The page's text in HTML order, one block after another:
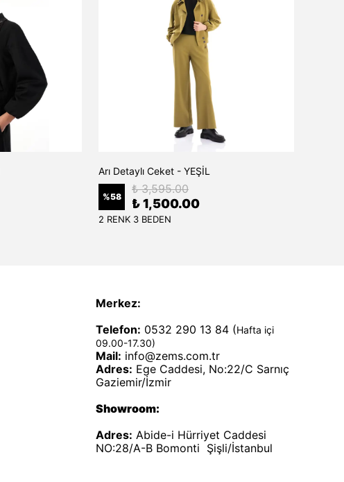
Arı Detaylı Ceket - YEŞİL
%58
₺ 3,595.00
₺ 1,500.00
2 RENK 3 BEDEN
Merkez:
Telefon: 0532 290 13 84 (Hafta içi
09.00-17.30)
Mail: info@zems.com.tr
Adres: Ege Caddesi, No:22/C Sarnıç
Gaziemir/İzmir
Showroom:
Adres: Abide-i Hürriyet Caddesi
NO:28/A-B Bomonti Şişli/İstanbul